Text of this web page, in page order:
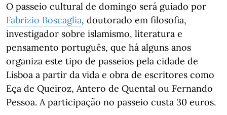
O passeio cultural de domingo será guiado por
Fabrizio Boscaglia, doutorado em filosofia,
investigador sobre islamismo, literatura e
pensamento português, que há alguns anos
organiza este tipo de passeios pela cidade de
Lisboa a partir da vida e obra de escritores como
Eça de Queiroz, Antero de Quental ou Fernando
Pessoa. A participação no passeio custa 30 euros.